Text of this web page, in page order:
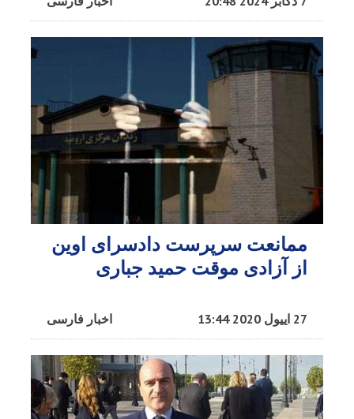
ممانعت سرپرست دادسرای اوین
از آزادی موقت حمید جباری
اخبار فارسی 27 اییول 2020 13:44